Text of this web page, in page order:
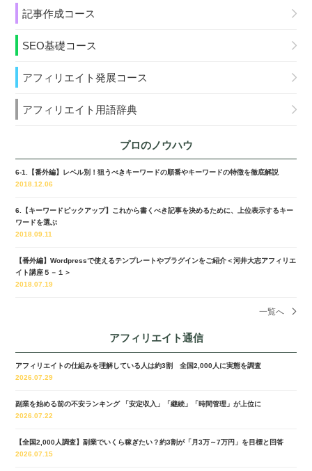
記事作成コース
SEO基礎コース
アフィリエイト発展コース
アフィリエイト用語辞典
プロのノウハウ
6-1.【番外編】レベル別！狙うべきキーワードの順番やキーワードの特徴を徹底解説
2018.12.06
6.【キーワードピックアップ】これから書くべき記事を決めるために、上位表示するキー
ワードを選ぶ
2018.09.11
【番外編】Wordpressで使えるテンプレートやプラグインをご紹介＜河井大志アフィリエ
イト講座５－１＞
2018.07.19
一覧へ
アフィリエイト通信
アフィリエイトの仕組みを理解している人は約3割 全国2,000人に実態を調査
2026.07.29
副業を始める前の不安ランキング 「安定収入」「継続」「時間管理」が上位に
2026.07.22
【全国2,000人調査】副業でいくら稼ぎたい？約3割が「月3万～7万円」を目標と回答
2026.07.15